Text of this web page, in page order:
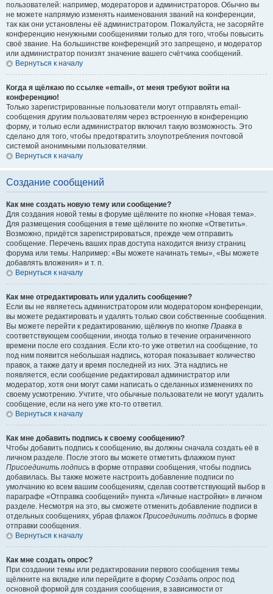
пользователей: например, модераторов и администраторов. Обычно вы
не можете напрямую изменять наименования званий на конференции,
так как они установлены её администратором. Пожалуйста, не засоряйте
конференцию ненужными сообщениями только для того, чтобы повысить
своё звание. На большинстве конференций это запрещено, и модератор
или администратор понизят значение вашего счётчика сообщений.
Вернуться к началу
Когда я щёлкаю по ссылке «email», от меня требуют войти на
конференцию!
Только зарегистрированные пользователи могут отправлять email-
сообщения другим пользователям через встроенную в конференцию
форму, и только если администратор включил такую возможность. Это
сделано для того, чтобы предотвратить злоупотребления почтовой
системой анонимными пользователями.
Вернуться к началу
Создание сообщений
Как мне создать новую тему или сообщение?
Для создания новой темы в форуме щёлкните по кнопке «Новая тема».
Для размещения сообщения в теме щёлкните по кнопке «Ответить».
Возможно, придётся зарегистрироваться, прежде чем отправить
сообщение. Перечень ваших прав доступа находится внизу страниц
форума или темы. Например: «Вы можете начинать темы», «Вы можете
добавлять вложения» и т. п.
Вернуться к началу
Как мне отредактировать или удалить сообщение?
Если вы не являетесь администратором или модератором конференции,
вы можете редактировать и удалять только свои собственные сообщения.
Вы можете перейти к редактированию, щёлкнув по кнопке Правка в
соответствующем сообщении, иногда только в течение ограниченного
времени после его создания. Если кто-то уже ответил на сообщение, то
под ним появится небольшая надпись, которая показывает количество
правок, а также дату и время последней из них. Эта надпись не
появляется, если сообщение редактировал администратор или
модератор, хотя они могут сами написать о сделанных изменениях по
своему усмотрению. Учтите, что обычные пользователи не могут удалить
сообщение, если на него уже кто-то ответил.
Вернуться к началу
Как мне добавить подпись к своему сообщению?
Чтобы добавить подпись к сообщению, вы должны сначала создать её в
личном разделе. После этого вы можете отметить флажком пункт
Присоединить подпись в форме отправки сообщения, чтобы подпись
добавилась. Вы также можете настроить добавление подписи по
умолчанию ко всем вашим сообщениям, сделав соответствующий выбор в
параграфе «Отправка сообщений» пункта «Личные настройки» в личном
разделе. Несмотря на это, вы сможете отменить добавление подписи в
отдельных сообщениях, убрав флажок Присоединить подпись в форме
отправки сообщения.
Вернуться к началу
Как мне создать опрос?
При создании темы или редактировании первого сообщения темы
щёлкните на вкладке или перейдите в форму Создать опрос под
основной формой для создания сообщения, в зависимости от